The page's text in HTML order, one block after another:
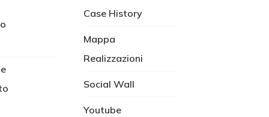
Case History
Mappa
Realizzazioni
Social Wall
Youtube